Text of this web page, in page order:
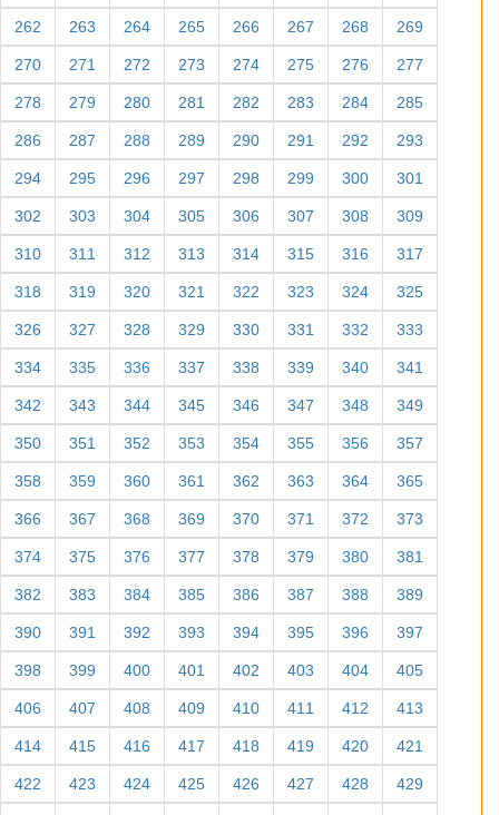
262 263 264 265 266 267 268 269
270 271 272 273 274 275 276 277
278 279 280 281 282 283 284 285
286 287 288 289 290 291 292 293
294 295 296 297 298 299 300 301
302 303 304 305 306 307 308 309
310 311 312 313 314 315 316 317
318 319 320 321 322 323 324 325
326 327 328 329 330 331 332 333
334 335 336 337 338 339 340 341
342 343 344 345 346 347 348 349
350 351 352 353 354 355 356 357
358 359 360 361 362 363 364 365
366 367 368 369 370 371 372 373
374 375 376 377 378 379 380 381
382 383 384 385 386 387 388 389
390 391 392 393 394 395 396 397
398 399 400 401 402 403 404 405
406 407 408 409 410 411 412 413
414 415 416 417 418 419 420 421
422 423 424 425 426 427 428 429